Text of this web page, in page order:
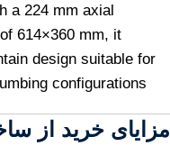
a 224 mm axial
614×360 mm, it
design suitable for
configurations.
مزایای خرید از